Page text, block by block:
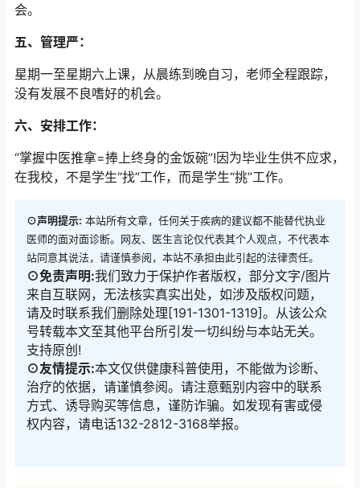
会。
五、管理严：
星期一至星期六上课，从晨练到晚自习，老师全程跟踪，
没有发展不良嗜好的机会。
六、 安排工作：
“掌握中医推拿=捧上终身的金饭碗”!因为毕业生供不应求，
在我校，不是学生“找”工作，而是学生“挑”工作。
⊙声明提示: 本站所有文章，任何关于疾病的建议都不能替代执业
医师的面对面诊断。网友、医生言论仅代表其个人观点，不代表本
站同意其说法，请谨慎参阅，本站不承担由此引起的法律责任。
⊙免责声明:我们致力于保护作者版权，部分文字/图片
来自互联网，无法核实真实出处，如涉及版权问题，
请及时联系我们删除处理[191-1301-1319]。从该公众
号转载本文至其他平台所引发一切纠纷与本站无关。
支持原创!
⊙友情提示:本文仅供健康科普使用，不能做为诊断、
治疗的依据，请谨慎参阅。请注意甄别内容中的联系
方式、诱导购买等信息，谨防诈骗。如发现有害或侵
权内容，请电话132-2812-3168举报。